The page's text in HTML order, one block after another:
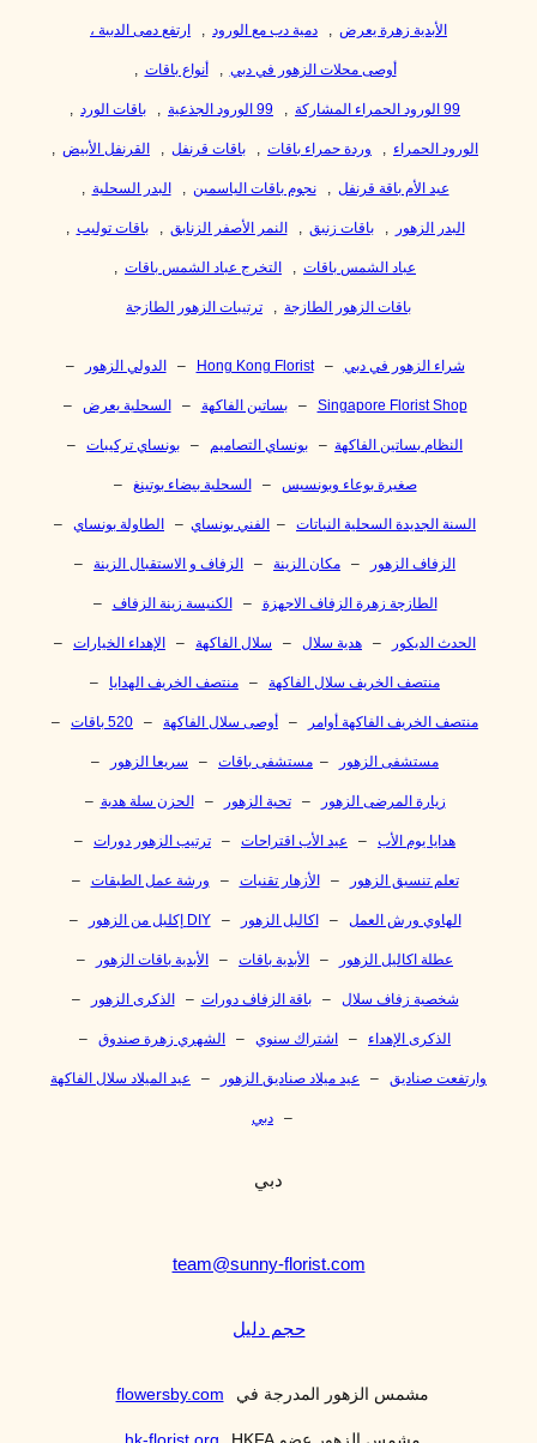
الأبدية زهرة يعرض دمية دب مع الورود ارتفع دمى الدببة ،
أوصى محلات الزهور في دبي أنواع باقات
99 الورود الحمراء المشاركة 99 الورود الجذعية باقات الورد
الورود الحمراء وردة حمراء باقات باقات قرنفل القرنفل الأبيض
عيد الأم باقة قرنفل نجوم باقات الياسمين البدر السحلية
البدر الزهور باقات زنبق النمر الأصفر الزنابق باقات توليب
عباد الشمس باقات التخرج عباد الشمس باقات
باقات الزهور الطازجة ترتيبات الزهور الطازجة
شراء الزهور في دبي –
Hong Kong Florist
– الدولي الزهور –
Singapore Florist Shop
– بساتين الفاكهة – السحلية يعرض –
النظام بساتين الفاكهة – بونساي التصاميم – بونساي تركيبات –
صغيرة بوعاء وبونسيس – السحلية بيضاء بوتينغ –
السنة الجديدة السحلية النباتات – الفني بونساي – الطاولة بونساي –
الزفاف الزهور – مكان الزينة – الزفاف و الاستقبال الزينة –
الطازجة زهرة الزفاف الاجهزة – الكنيسة زينة الزفاف –
الحدث الديكور – هدية سلال – سلال الفاكهة – الإهداء الخيارات –
منتصف الخريف سلال الفاكهة – منتصف الخريف الهدايا –
منتصف الخريف الفاكهة أوامر – أوصى سلال الفاكهة – 520 باقات –
مستشفى الزهور – مستشفى باقات – سريعا الزهور –
زيارة المرضى الزهور – تحية الزهور – الحزن سلة هدية –
هدايا يوم الأب – عيد الأب اقتراحات – ترتيب الزهور دورات –
تعلم تنسيق الزهور – الأزهار تقنيات – ورشة عمل الطبقات –
الهاوي ورش العمل – اكاليل الزهور – DIY إكليل من الزهور –
عطلة اكاليل الزهور – الأبدية باقات – الأبدية باقات الزهور –
شخصية زفاف سلال – باقة الزفاف دورات – الذكرى الزهور –
الذكرى الإهداء – اشتراك سنوي – الشهري زهرة صندوق –
وارتفعت صناديق – عيد ميلاد صناديق الزهور – عيد الميلاد سلال الفاكهة
– دبي
دبي
team@sunny-florist.com
حجم دليل
مشمس الزهور المدرجة في flowersby.com
مشمس الزهور عضو HKFA hk-florist.org